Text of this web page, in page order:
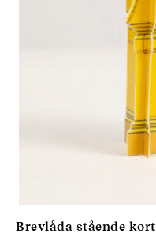
Brevlåda stående kort